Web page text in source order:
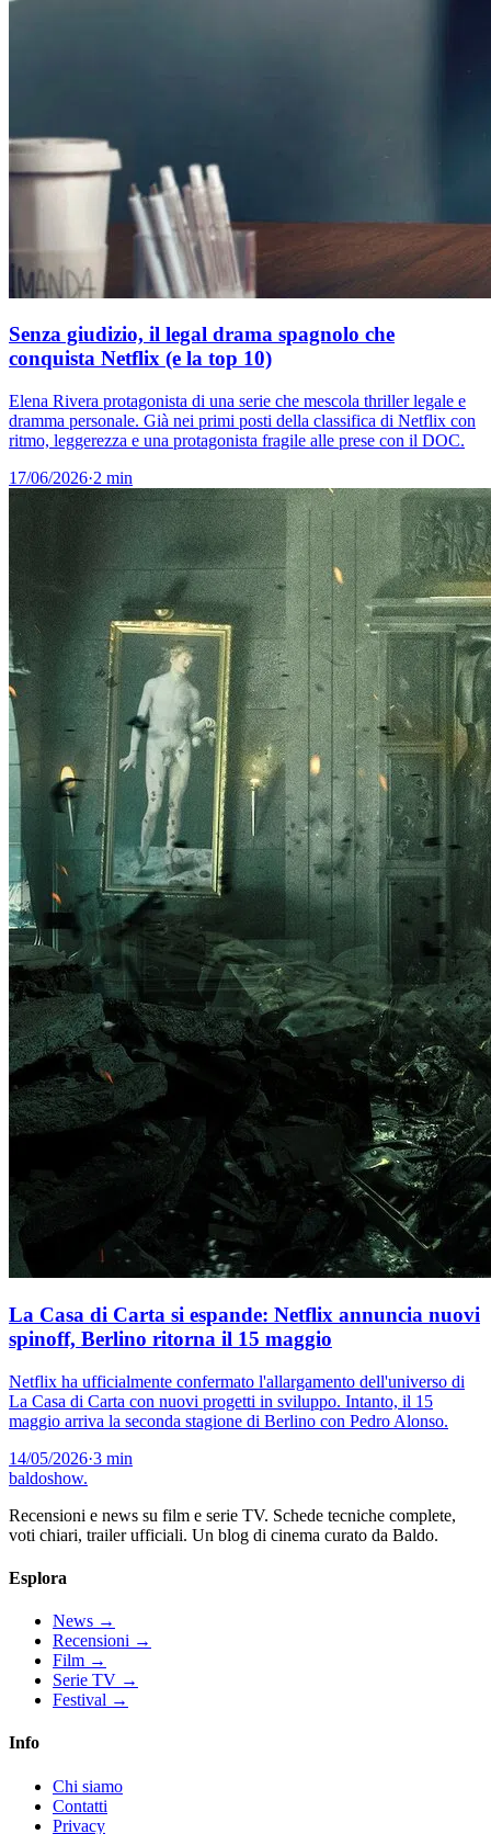
Senza giudizio, il legal drama spagnolo che
conquista Netflix (e la top 10)
Elena Rivera protagonista di una serie che mescola thriller legale e
dramma personale. Già nei primi posti della classifica di Netflix con
ritmo, leggerezza e una protagonista fragile alle prese con il DOC.
17/06/2026·2 min
La Casa di Carta si espande: Netflix annuncia nuovi
spinoff, Berlino ritorna il 15 maggio
Netflix ha ufficialmente confermato l'allargamento dell'universo di
La Casa di Carta con nuovi progetti in sviluppo. Intanto, il 15
maggio arriva la seconda stagione di Berlino con Pedro Alonso.
14/05/2026·3 min
baldoshow.
Recensioni e news su film e serie TV. Schede tecniche complete,
voti chiari, trailer ufficiali. Un blog di cinema curato da Baldo.
Esplora
News →
Recensioni →
Film →
Serie TV →
Festival →
Info
Chi siamo
Contatti
Privacy